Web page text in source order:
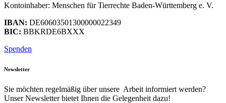
Kontoinhaber: Menschen für Tierrechte Baden-Württemberg e. V.
IBAN: DE60603501300000022349
BIC: BBKRDE6BXXX
Spenden
Newsletter
Sie möchten regelmäßig über unsere Arbeit informiert werden?
Unser Newsletter bietet Ihnen die Gelegenheit dazu!